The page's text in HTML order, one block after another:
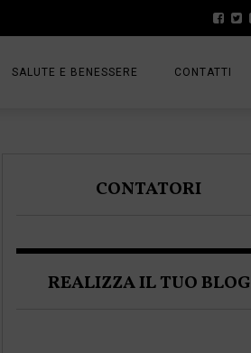
BLOGGER
SALUTE E BENESSERE CONTATTI
CONTATORI
REALIZZA IL TUO BLOG